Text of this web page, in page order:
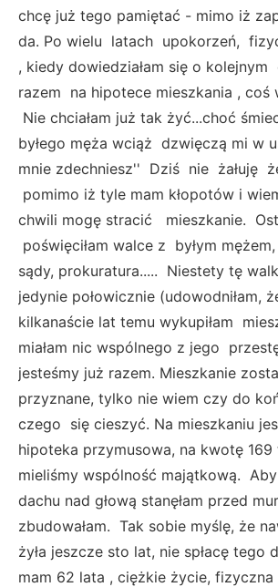
chcę już tego pamiętać - mimo iż
da. Po wielu latach upokorzeń,
, kiedy dowiedziałam się o kolejnym
razem na hipotece mieszkania , coś
Nie chciałam już tak żyć...choć
byłego męża wciąż dzwięczą mi w
mnie zdechniesz'' Dziś nie żałuję
pomimo iż tyle mam kłopotów i
chwili mogę stracić mieszkanie.
poświęciłam walce z byłym mężem,
sądy, prokuratura..... Niestety tę
jedynie połowicznie (udowodniłam,
kilkanaście lat temu wykupiłam
miałam nic wspólnego z jego
jesteśmy już razem. Mieszkanie
przyznane, tylko nie wiem czy do
czego się cieszyć. Na mieszkaniu
hipoteka przymusowa, na kwotę 169
mieliśmy wspólność majątkową.
dachu nad głową stanęłam przed
zbudowałam. Tak sobie myślę, że
żyła jeszcze sto lat, nie spłacę tego
mam 62 lata , ciężkie życie, fizyczna